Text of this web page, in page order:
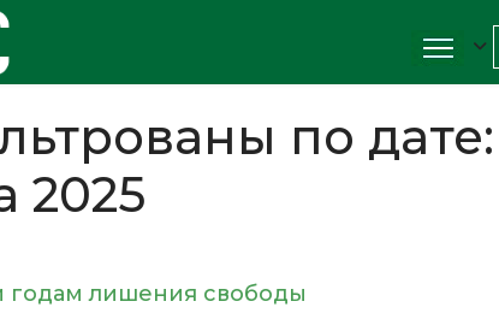
по дате:
2025
годам лишения свободы